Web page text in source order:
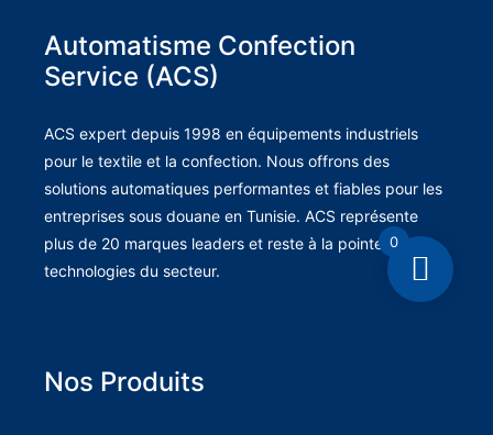
Automatisme Confection
Service (ACS)
ACS expert depuis 1998 en équipements industriels
pour le textile et la confection. Nous offrons des
solutions automatiques performantes et fiables pour les
entreprises sous douane en Tunisie. ACS représente
plus de 20 marques leaders et reste à la pointe des
technologies du secteur.
Nos Produits
0